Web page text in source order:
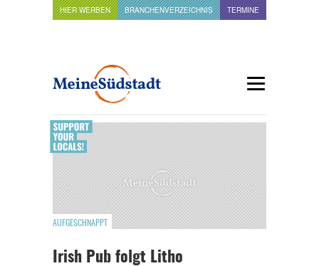
HIER WERBEN BRANCHENVERZEICHNIS TERMINE
AUFGESCHNAPPT
Irish Pub folgt Litho